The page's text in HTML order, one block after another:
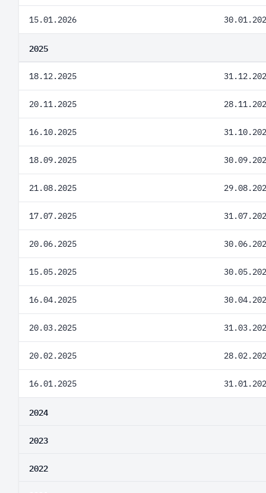
15.01.2026
2025
18.12.2025
20.11.2025
16.10.2025
18.09.2025
21.08.2025
17.07.2025
20.06.2025
15.05.2025
16.04.2025
20.03.2025
20.02.2025
16.01.2025
2024
2023
2022